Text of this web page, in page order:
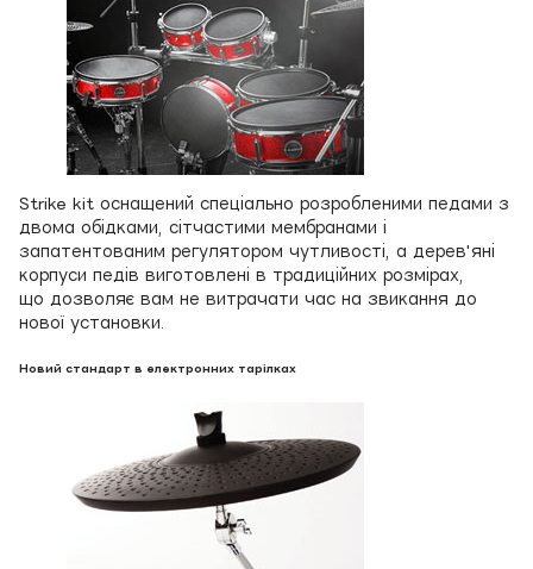
Strike kit оснащений спеціально розробленими педами з
двома обідками, сітчастими мембранами і
запатентованим регулятором чутливості, а дерев'яні
корпуси педів виготовлені в традиційних розмірах,
що дозволяє вам не витрачати час на звикання до
нової установки.
Новий стандарт в електронних тарілках